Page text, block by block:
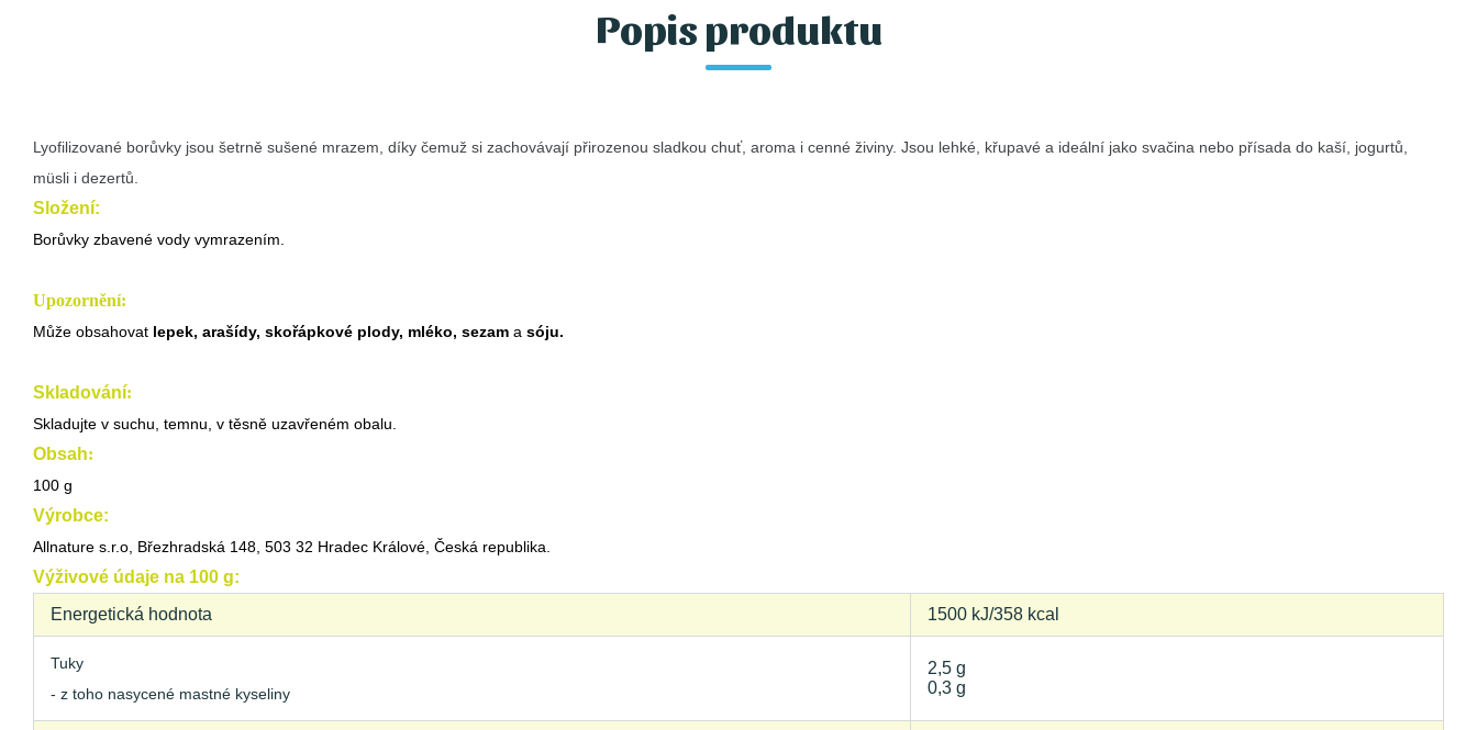
Popis produktu
Lyofilizované borůvky jsou šetrně sušené mrazem, díky čemuž si zachovávají přirozenou sladkou chuť, aroma i cenné živiny. Jsou lehké, křupavé a ideální jako svačina nebo přísada do kaší, jogurtů,
müsli i dezertů.
Složení:
Borůvky zbavené vody vymrazením.
Upozornění:
Může obsahovat lepek, arašídy, skořápkové plody, mléko, sezam a sóju.
Skladování:
Skladujte v suchu, temnu, v těsně uzavřeném obalu.
Obsah:
100 g
Výrobce:
Allnature s.r.o, Březhradská 148, 503 32 Hradec Králové, Česká republika.
Výživové údaje na 100 g:
Energetická hodnota
1500 kJ/358 kcal
Tuky
- z toho nasycené mastné kyseliny
2,5 g
0,3 g